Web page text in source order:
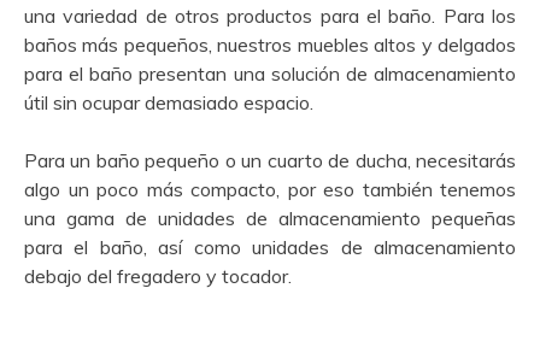
una variedad de otros productos para el baño. Para los
baños más pequeños, nuestros muebles altos y delgados
para el baño presentan una solución de almacenamiento
útil sin ocupar demasiado espacio.
Para un baño pequeño o un cuarto de ducha, necesitarás
algo un poco más compacto, por eso también tenemos
una gama de unidades de almacenamiento pequeñas
para el baño, así como unidades de almacenamiento
debajo del fregadero y tocador.